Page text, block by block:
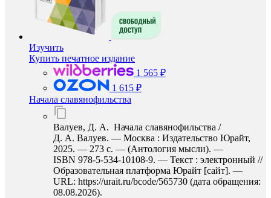
Изучить
Купить печатное издание
1 565 ₽
1 615 ₽
Начала славянофильства
Валуев, Д. А. Начала славянофильства /
Д. А. Валуев. — Москва : Издательство Юрайт,
2025. — 273 с. — (Антология мысли). —
ISBN 978-5-534-10108-9. — Текст : электронный //
Образовательная платформа Юрайт [сайт]. —
URL: https://urait.ru/bcode/565730 (дата обращения:
08.08.2026).